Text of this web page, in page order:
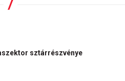
sztárrészvénye